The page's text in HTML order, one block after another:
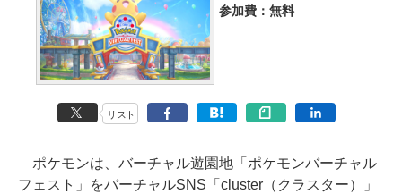
参加費：無料
リスト
ポケモンは、バーチャル遊園地「ポケモンバーチャル
フェスト」をバーチャルSNS「cluster（クラスター）」